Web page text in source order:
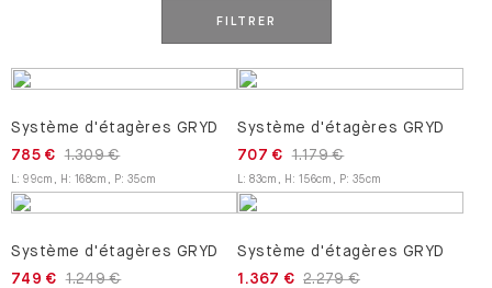
FILTRER
Système d'étagères GRYD
1.309 €
785 €
:99cm H : 168cm P: 35cm
Système d'étagères GRYD
1.179 €
707 €
:83cm H : 156cm P: 35cm
Système d'étagères GRYD
1.249 €
749 €
Système d'étagères GRYD
2.279 €
1.367 €